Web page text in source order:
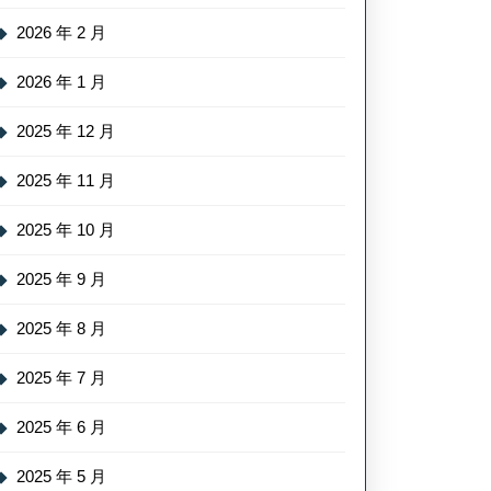
2026 年 2 月
2026 年 1 月
2025 年 12 月
2025 年 11 月
2025 年 10 月
2025 年 9 月
2025 年 8 月
2025 年 7 月
2025 年 6 月
2025 年 5 月